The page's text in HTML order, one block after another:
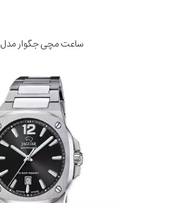
ساعت مچی جگوار مدل J861/8